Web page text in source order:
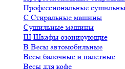
Профессиональные
С Стиральные машины
Сушильные машины
Ш Шкафы озонирующие
В Весы автомобильные
Весы балочные и палетные
Весы для кофе